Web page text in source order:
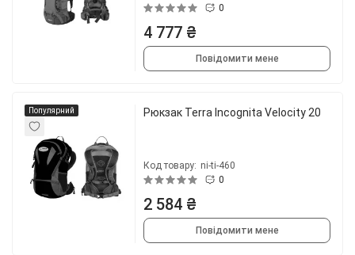
0
4 777 ₴
Повідомити мене
Популярний Рюкзак Terra Incognita Velocity 20
Код товару: ni-ti-460
0
2 584 ₴
Повідомити мене